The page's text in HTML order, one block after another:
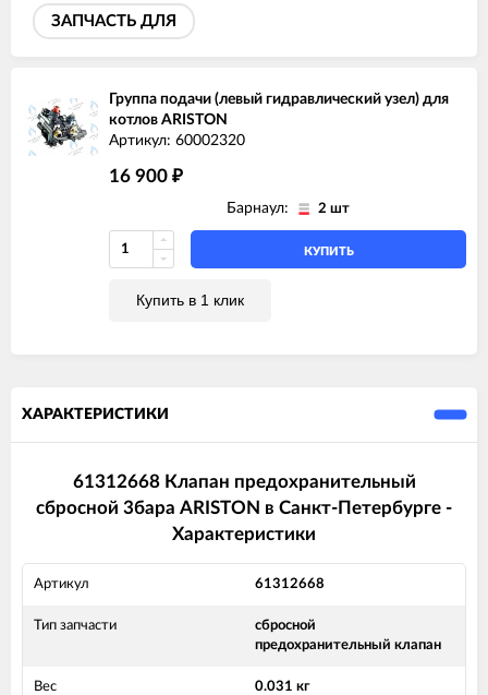
ARISTON GENUS X 35 FF
ARISTON HS X 15 CF
ARISTON HS X 24 CF
ARISTON HS X 24 FF
ARISTON MATIS 24 CF
ARISTON MATIS 24 CF-EU
ARISTON MATIS 24 FF
ЗАПЧАСТЬ ДЛЯ
Группа подачи (левый гидравлический узел) для
котлов ARISTON
Артикул: 60002320
16 900 ₽
Барнаул: 2 шт
КУПИТЬ
Купить в 1 клик
ХАРАКТЕРИСТИКИ
61312668 Клапан предохранительный
сбросной 3бара ARISTON в Санкт-Петербурге -
Характеристики
Артикул 61312668
Тип запчасти
сбросной
предохранительный клапан
Вес 0.031 кг